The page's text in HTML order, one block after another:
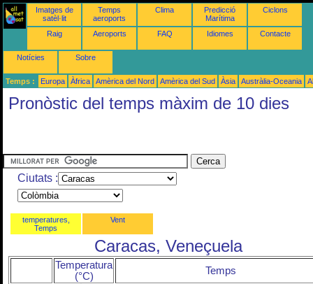
Imatges de
satèl·lit
Temps
aeroports
Clima
Predicció
Marítima
Ciclons
Raig Aeroports FAQ Idiomes Contacte
Notícies Sobre
Temps : Europa Àfrica Amèrica del Nord Amèrica del Sud Àsia Austràlia-Oceania
Pronòstic del temps màxim de 10 dies
Ciutats :
temperatures,
Temps
Vent
Caracas, Veneçuela
Temperatura
(°C)
Temps